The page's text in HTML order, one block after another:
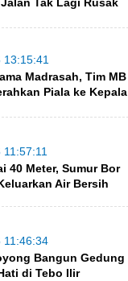
Tak Lagi Rusak
13:15:41
Madrasah, Tim MB
Piala ke Kepala
11:57:11
40 Meter, Sumur Bor
Air Bersih
11:46:34
Bangun Gedung
di Tebo Ilir